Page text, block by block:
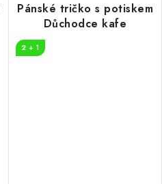
Pánské tričko s potiskem
Důchodce kafe
2 + 1